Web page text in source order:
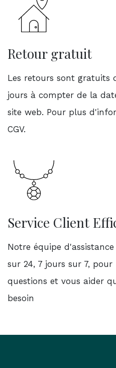
Retour gratuit
Les retours sont gratuits
jours à compter de la
site web. Pour plus
CGV.
Service Client
Notre équipe
sur 24, 7 jours sur 7,
questions et vous aider
besoin